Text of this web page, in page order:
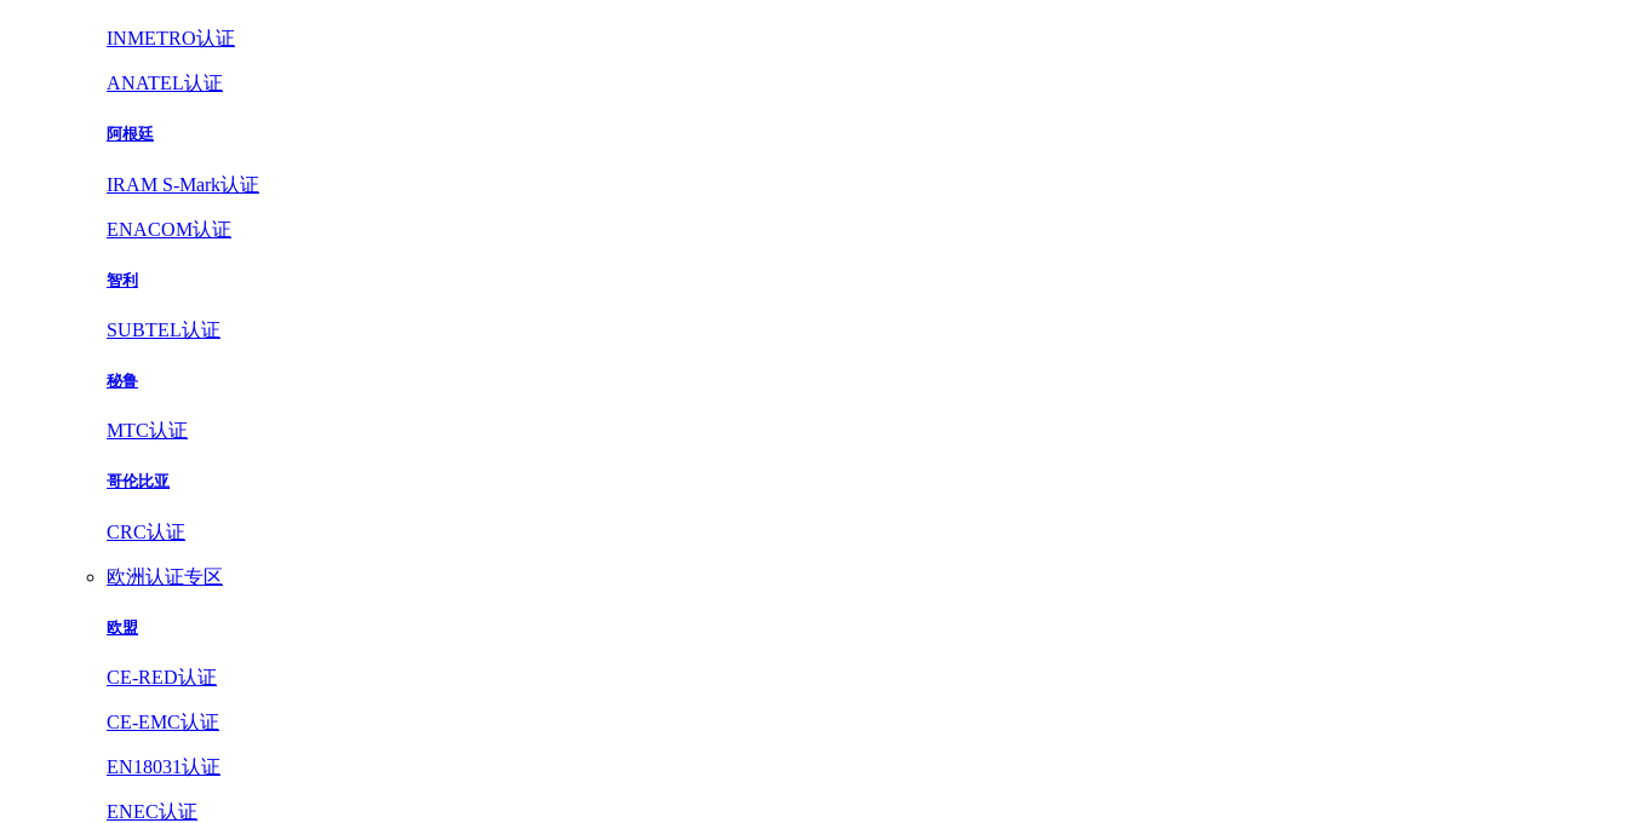
INMETRO认证
ANATEL认证
阿根廷
IRAM S-Mark认证
ENACOM认证
智利
SUBTEL认证
秘鲁
MTC认证
哥伦比亚
CRC认证
欧洲认证专区
欧盟
CE-RED认证
CE-EMC认证
EN18031认证
ENEC认证